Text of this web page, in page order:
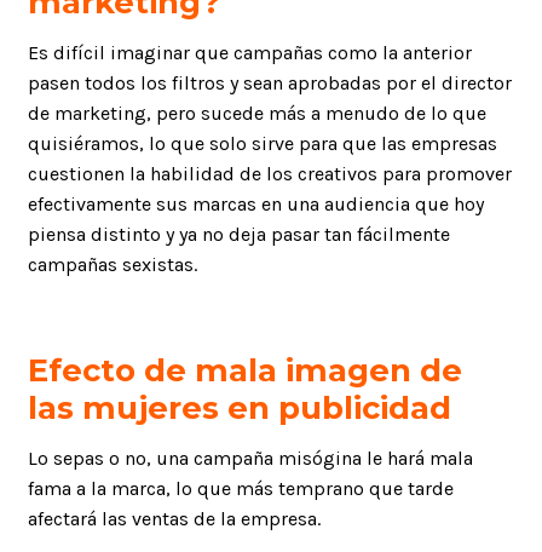
Es difícil imaginar que campañas como la anterior
pasen todos los filtros y sean aprobadas por el director
de marketing, pero sucede más a menudo de lo que
quisiéramos, lo que solo sirve para que las empresas
cuestionen la habilidad de los creativos para promover
efectivamente sus marcas en una audiencia que hoy
piensa distinto y ya no deja pasar tan fácilmente
campañas sexistas.
Efecto de mala imagen de
las mujeres en publicidad
Lo sepas o no, una campaña misógina le hará mala
fama a la marca, lo que más temprano que tarde
afectará las ventas de la empresa.